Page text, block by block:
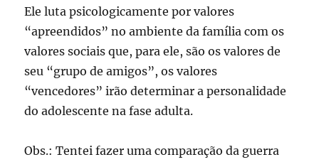
Ele luta psicologicamente por valores
“apreendidos” no ambiente da família com os
valores sociais que, para ele, são os valores de
seu “grupo de amigos”, os valores
“vencedores” irão determinar a personalidade
do adolescente na fase adulta.
Obs.: Tentei fazer uma comparação da guerra